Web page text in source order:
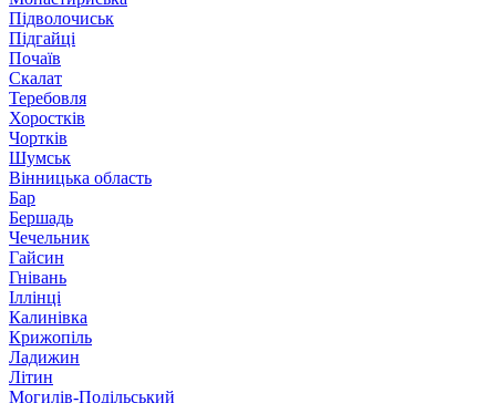
Підволочиськ
Підгайці
Почаїв
Скалат
Теребовля
Хоростків
Чортків
Шумськ
Вінницька область
Бар
Бершадь
Чечельник
Гайсин
Гнівань
Іллінці
Калинівка
Крижопіль
Ладижин
Літин
Могилів-Подільський